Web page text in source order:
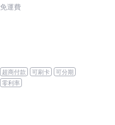
免運費
超商付款 可刷卡
可分期
零利率